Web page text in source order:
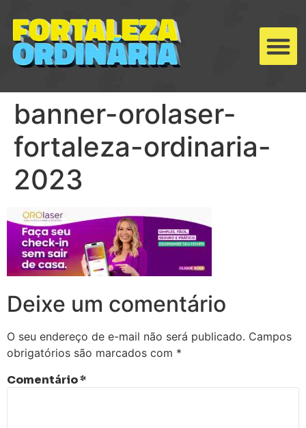
banner-orolaser-
fortaleza-ordinaria-
2023
Deixe um comentário
O seu endereço de e-mail não será publicado. Campos
obrigatórios são marcados com *
Comentário*